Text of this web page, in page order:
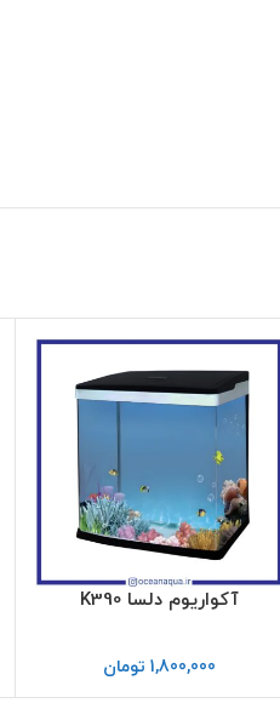
آکواریوم دلسا K390
1,800,000 تومان